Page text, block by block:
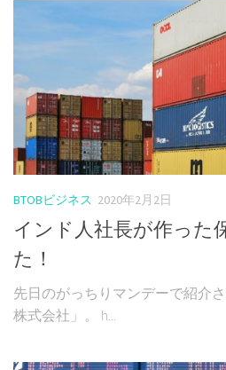
BTOBビジネス 2020年2月2日
インド人社長が作った
た！
先日のがっちりマンデーで紹介
株式会社」。 h...